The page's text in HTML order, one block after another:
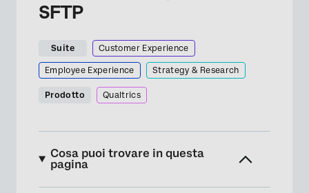
SFTP
Suite Customer Experience
Employee Experience Strategy & Research
Prodotto Qualtrics
Cosa puoi trovare in questa
pagina